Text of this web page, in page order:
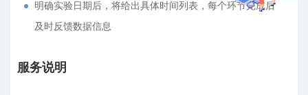
明确实验日期后，将给出具体时间列表，每个环节完成后
及时反馈数据信息
服务说明